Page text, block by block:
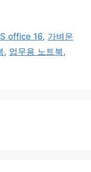
office 16, 가벼운
, 업무용 노트북,